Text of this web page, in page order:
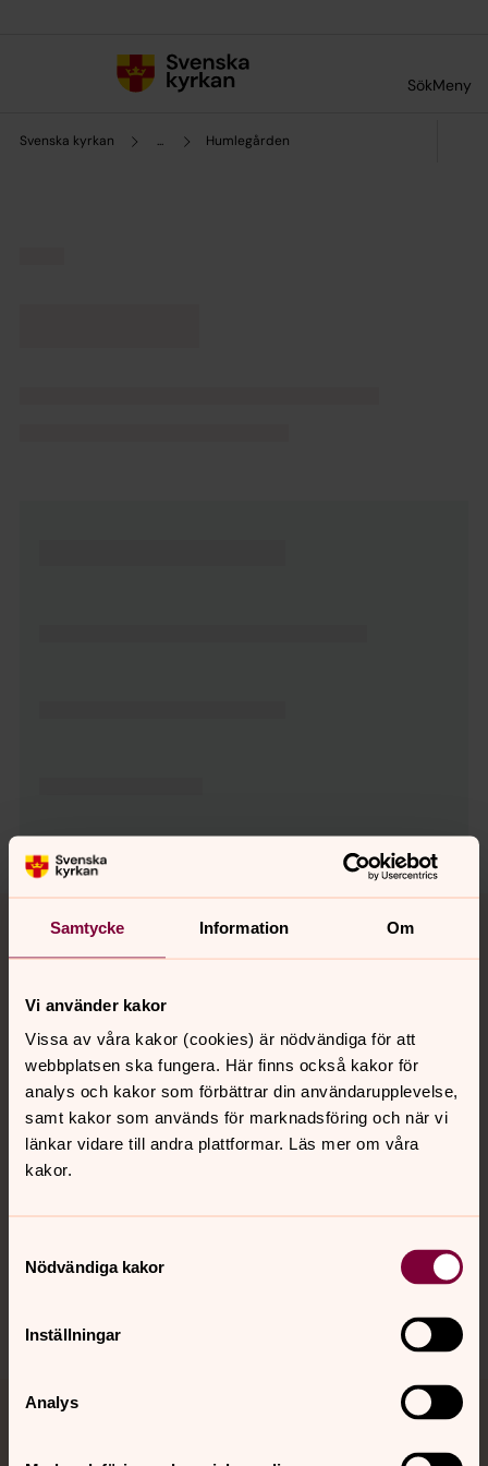
Samtycke Information Om
Vi använder kakor
Vissa av våra kakor (cookies) är nödvändiga för att
webbplatsen ska fungera. Här finns också kakor för
analys och kakor som förbättrar din användarupplevelse,
samt kakor som används för marknadsföring och när vi
länkar vidare till andra plattformar. Läs mer om våra
kakor.
Nödvändiga kakor
Inställningar
Analys
SökMeny
Svenska kyrkan ... Humlegården
Tillbaka till toppen
Tillbaka till innehållet
Kontakt
Kalender
Hitta snabbt
Sociala kanaler